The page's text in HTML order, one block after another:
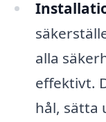
alla
effektivt.
hål, sätta